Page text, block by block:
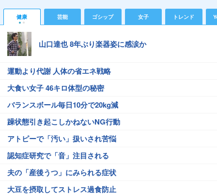
健康 芸能 ゴシップ 女子 トレンド
山口達也 8年ぶり楽器姿に感涙か
運動より代謝 人体の省エネ戦略
大食い女子 46キロ体型の秘密
バランスボール毎日10分で20kg減
躁状態引き起こしかねないNG行動
アトピーで「汚い」扱いされ苦悩
認知症研究で「音」注目される
夫の「産後うつ」にみられる症状
大豆を摂取してストレス過食防止